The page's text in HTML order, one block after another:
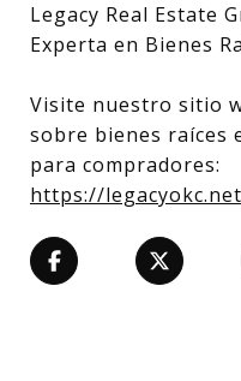
Legacy Real Estate
Experta en Bienes
Visite nuestro sitio
sobre bienes raíces
para compradores:
https://legacyokc.net